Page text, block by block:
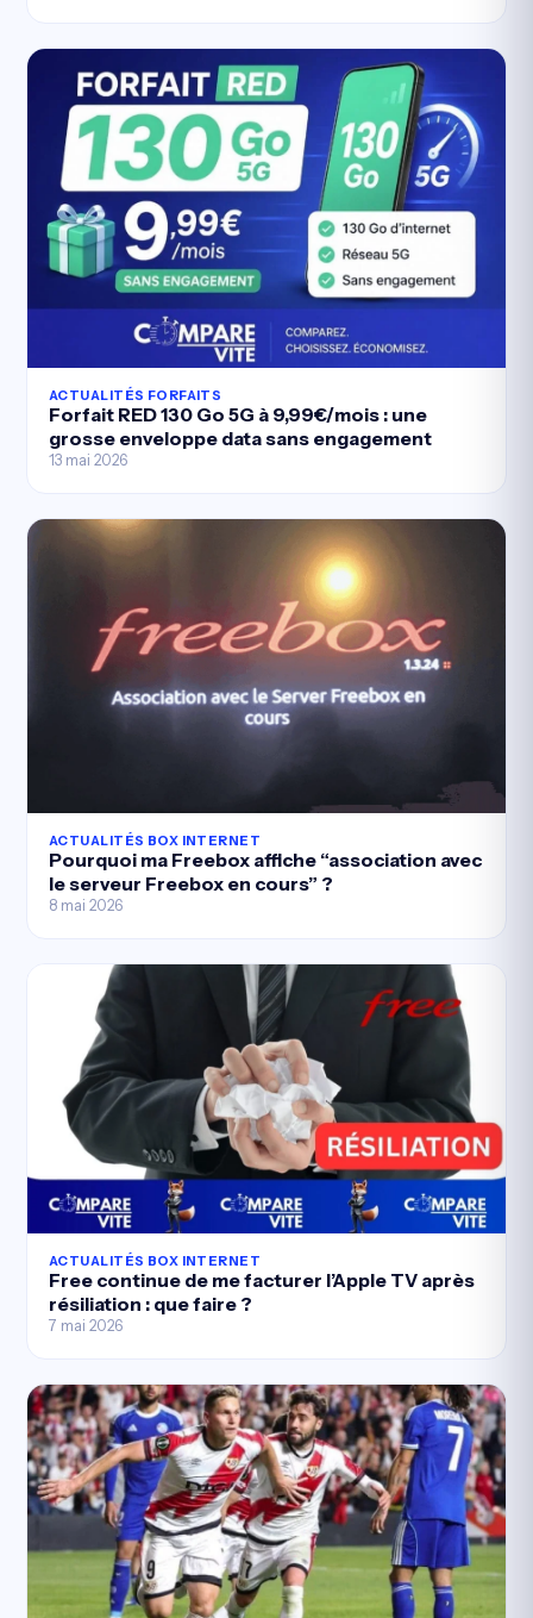
ACTUALITÉS FORFAITS
Forfait RED 130 Go 5G à 9,99€/mois : une
grosse enveloppe data sans engagement
13 mai 2026
ACTUALITÉS BOX INTERNET
Pourquoi ma Freebox affiche “association avec
le serveur Freebox en cours” ?
8 mai 2026
ACTUALITÉS BOX INTERNET
Free continue de me facturer l’Apple TV après
résiliation : que faire ?
7 mai 2026